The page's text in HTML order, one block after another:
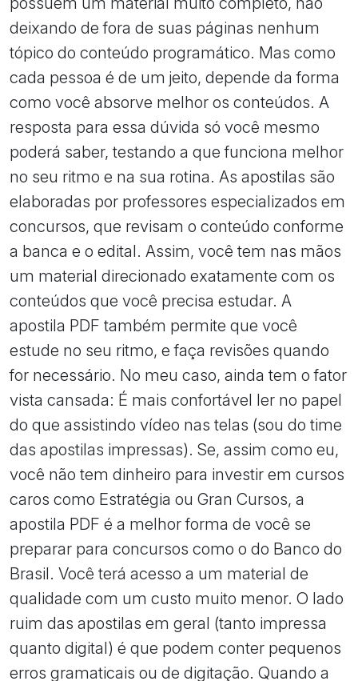
deixando de fora de suas páginas nenhum
tópico do conteúdo programático. Mas como
cada pessoa é de um jeito, depende da forma
como você absorve melhor os conteúdos. A
resposta para essa dúvida só você mesmo
poderá saber, testando a que funciona melhor
no seu ritmo e na sua rotina. As apostilas são
elaboradas por professores especializados em
concursos, que revisam o conteúdo conforme
a banca e o edital. Assim, você tem nas mãos
um material direcionado exatamente com os
conteúdos que você precisa estudar. A
apostila PDF também permite que você
estude no seu ritmo, e faça revisões quando
for necessário. No meu caso, ainda tem o fator
vista cansada: É mais confortável ler no papel
do que assistindo vídeo nas telas (sou do time
das apostilas impressas). Se, assim como eu,
você não tem dinheiro para investir em cursos
caros como Estratégia ou Gran Cursos, a
apostila PDF é a melhor forma de você se
preparar para concursos como o do Banco do
Brasil. Você terá acesso a um material de
qualidade com um custo muito menor. O lado
ruim das apostilas em geral (tanto impressa
quanto digital) é que podem conter pequenos
erros gramaticais ou de digitação. Quando a